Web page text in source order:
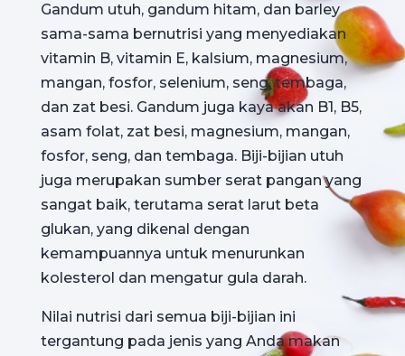
Gandum utuh, gandum hitam, dan barley
sama-sama bernutrisi yang menyediakan
vitamin B, vitamin E, kalsium, magnesium,
mangan, fosfor, selenium, seng, tembaga,
dan zat besi. Gandum juga kaya akan B1, B5,
asam folat, zat besi, magnesium, mangan,
fosfor, seng, dan tembaga. Biji-bijian utuh
juga merupakan sumber serat pangan yang
sangat baik, terutama serat larut beta
glukan, yang dikenal dengan
kemampuannya untuk menurunkan
kolesterol dan mengatur gula darah.
Nilai nutrisi dari semua biji-bijian ini
tergantung pada jenis yang Anda makan